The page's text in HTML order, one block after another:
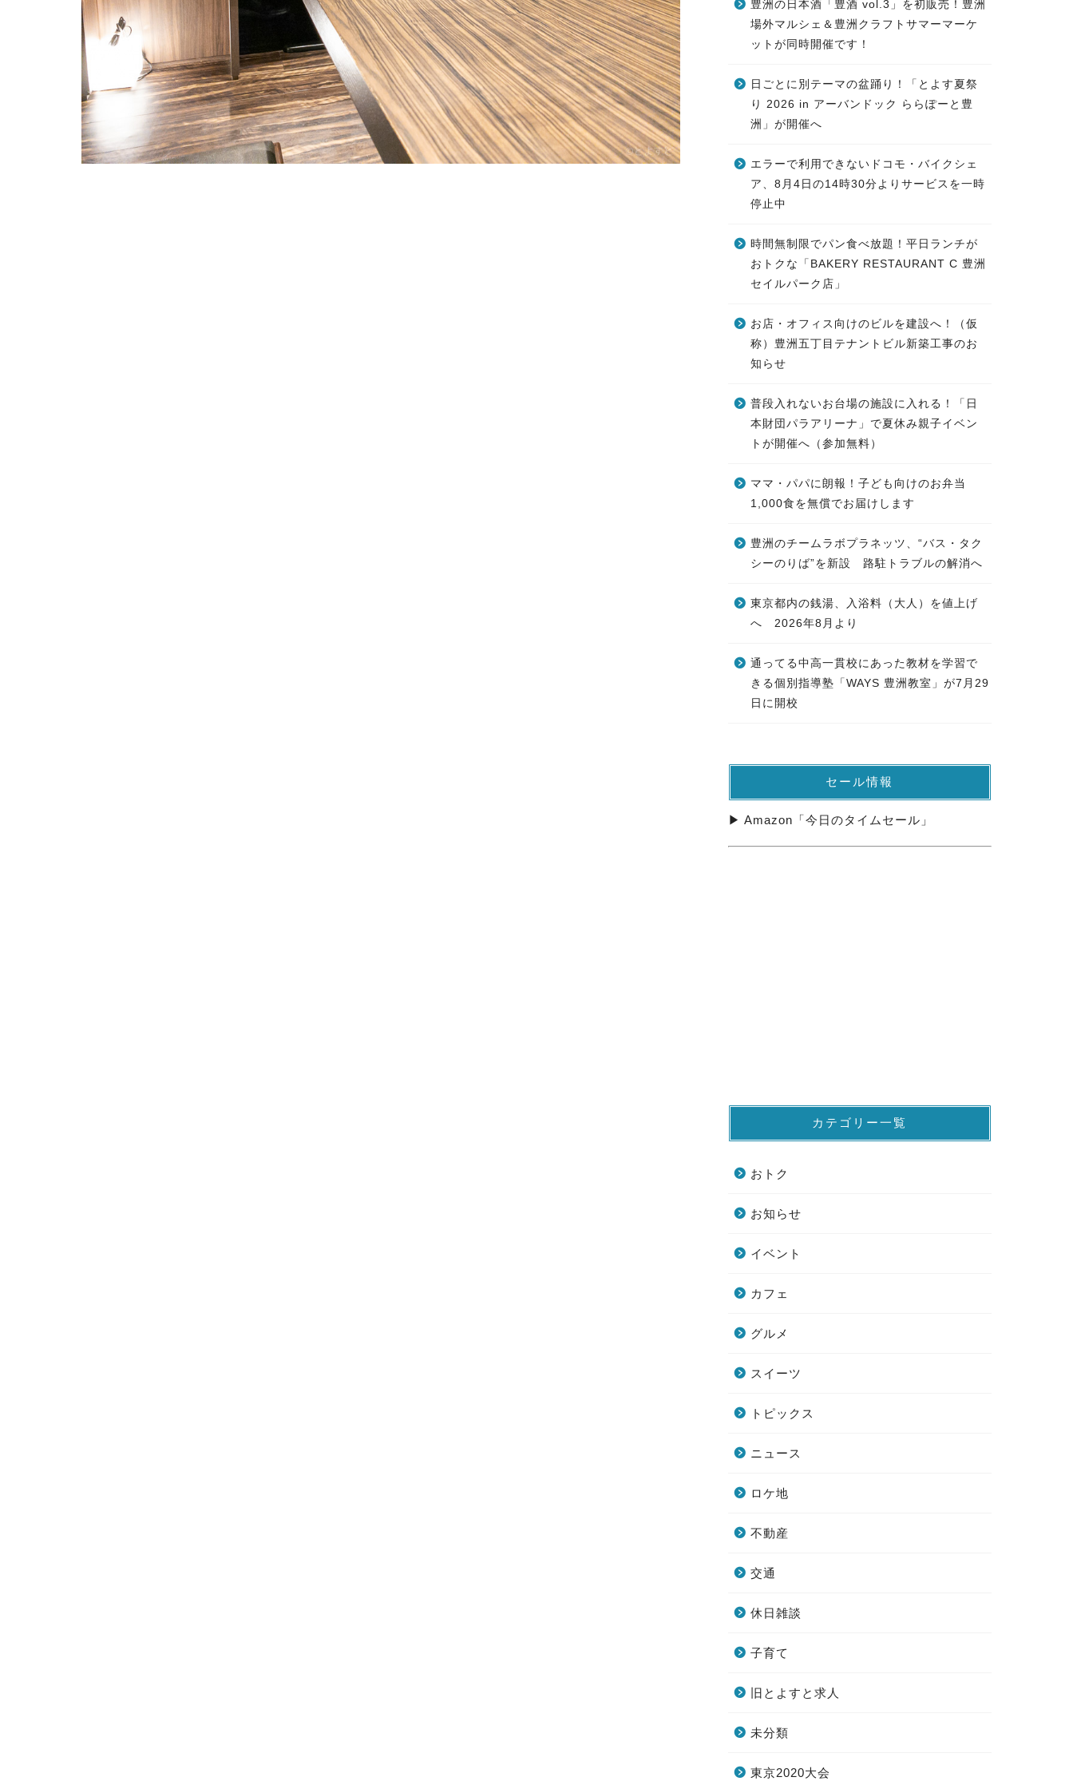
豊洲の日本酒「豊酒 vol.3」を初販売！豊洲
場外マルシェ＆豊洲クラフトサマーマーケ
ットが同時開催です！
日ごとに別テーマの盆踊り！「とよす夏祭
り 2026 in アーバンドック ららぽーと豊
洲」が開催へ
エラーで利用できないドコモ・バイクシェ
ア、8月4日の14時30分よりサービスを一時
停止中
時間無制限でパン食べ放題！平日ランチが
おトクな「BAKERY RESTAURANT C 豊洲
セイルパーク店」
お店・オフィス向けのビルを建設へ！（仮
称）豊洲五丁目テナントビル新築工事のお
知らせ
普段入れないお台場の施設に入れる！「日
本財団パラアリーナ」で夏休み親子イベン
トが開催へ（参加無料）
ママ・パパに朗報！子ども向けのお弁当
1,000食を無償でお届けします
豊洲のチームラボプラネッツ、“バス・タク
シーのりば”を新設 路駐トラブルの解消へ
東京都内の銭湯、入浴料（大人）を値上げ
へ 2026年8月より
通ってる中高一貫校にあった教材を学習で
きる個別指導塾「WAYS 豊洲教室」が7月29
日に開校
セール情報
▶ Amazon「今日のタイムセール」
カテゴリー一覧
おトク
お知らせ
イベント
カフェ
グルメ
スイーツ
トピックス
ニュース
ロケ地
不動産
交通
休日雑談
子育て
旧とよすと求人
未分類
東京2020大会